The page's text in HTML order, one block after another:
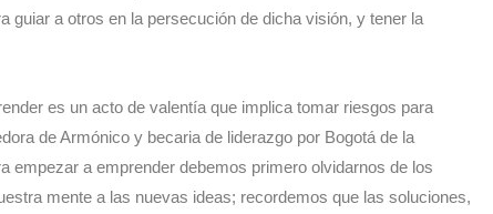
guiar a otros en la persecución de dicha visión, y tener la
es un acto de valentía que implica tomar riesgos para
de Armónico y becaria de liderazgo por Bogotá de la
empezar a emprender debemos primero olvidarnos de los
mente a las nuevas ideas; recordemos que las soluciones,